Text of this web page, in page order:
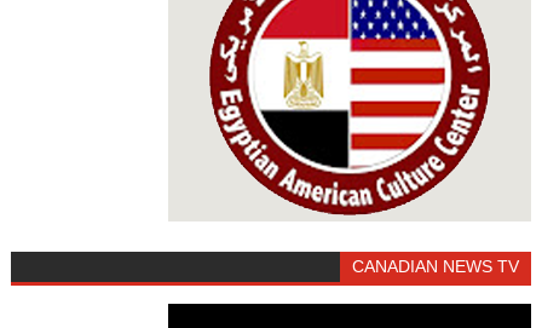
CANADIAN NEWS TV